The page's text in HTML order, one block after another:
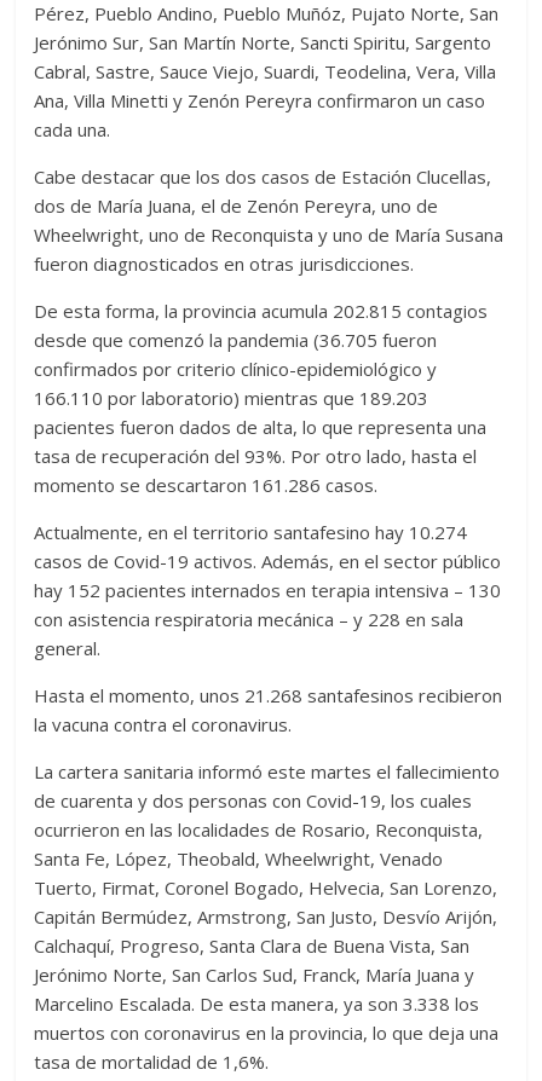
Pérez, Pueblo Andino, Pueblo Muñóz, Pujato Norte, San
Jerónimo Sur, San Martín Norte, Sancti Spiritu, Sargento
Cabral, Sastre, Sauce Viejo, Suardi, Teodelina, Vera, Villa
Ana, Villa Minetti y Zenón Pereyra confirmaron un caso
cada una.
Cabe destacar que los dos casos de Estación Clucellas,
dos de María Juana, el de Zenón Pereyra, uno de
Wheelwright, uno de Reconquista y uno de María Susana
fueron diagnosticados en otras jurisdicciones.
De esta forma, la provincia acumula 202.815 contagios
desde que comenzó la pandemia (36.705 fueron
confirmados por criterio clínico-epidemiológico y
166.110 por laboratorio) mientras que 189.203
pacientes fueron dados de alta, lo que representa una
tasa de recuperación del 93%. Por otro lado, hasta el
momento se descartaron 161.286 casos.
Actualmente, en el territorio santafesino hay 10.274
casos de Covid-19 activos. Además, en el sector público
hay 152 pacientes internados en terapia intensiva – 130
con asistencia respiratoria mecánica – y 228 en sala
general.
Hasta el momento, unos 21.268 santafesinos recibieron
la vacuna contra el coronavirus.
La cartera sanitaria informó este martes el fallecimiento
de cuarenta y dos personas con Covid-19, los cuales
ocurrieron en las localidades de Rosario, Reconquista,
Santa Fe, López, Theobald, Wheelwright, Venado
Tuerto, Firmat, Coronel Bogado, Helvecia, San Lorenzo,
Capitán Bermúdez, Armstrong, San Justo, Desvío Arijón,
Calchaquí, Progreso, Santa Clara de Buena Vista, San
Jerónimo Norte, San Carlos Sud, Franck, María Juana y
Marcelino Escalada. De esta manera, ya son 3.338 los
muertos con coronavirus en la provincia, lo que deja una
tasa de mortalidad de 1,6%.